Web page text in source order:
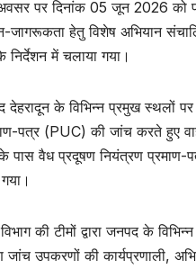
पर दिनांक 05 जून 2026 को
हेतु विशेष अभियान
में चलाया गया।
के विभिन्न प्रमुख स्थलों पर
पत्र (PUC) की जांच करते हुए
पास वैध प्रदूषण नियंत्रण प्रमाण-
की टीमों द्वारा जनपद के
जांच उपकरणों की कार्यप्रणाली,